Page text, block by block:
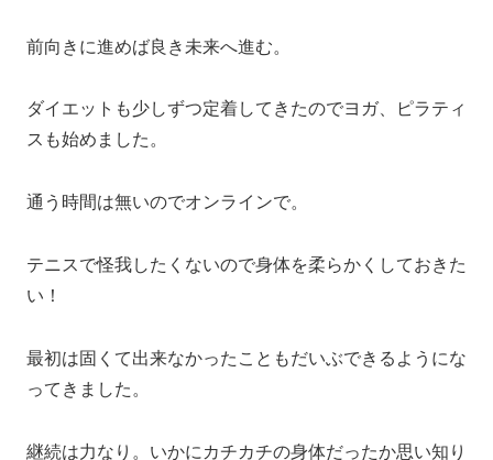
前向きに進めば良き未来へ進む。
ダイエットも少しずつ定着してきたのでヨガ、ピラティ
スも始めました。
通う時間は無いのでオンラインで。
テニスで怪我したくないので身体を柔らかくしておきた
い！
最初は固くて出来なかったこともだいぶできるようにな
ってきました。
継続は力なり。いかにカチカチの身体だったか思い知り